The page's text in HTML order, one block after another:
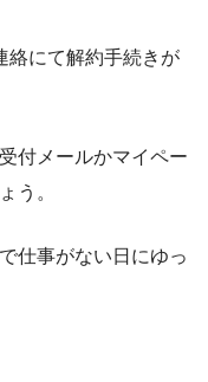
絡にて解約手続きが
付メールかマイペー
う。
仕事がない日にゆっ